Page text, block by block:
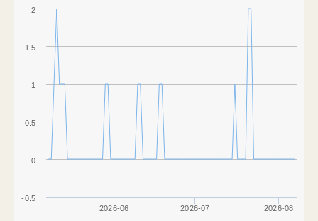
2026-06 2026-07 2026-08
-0.5
0
0.5
1
1.5
2